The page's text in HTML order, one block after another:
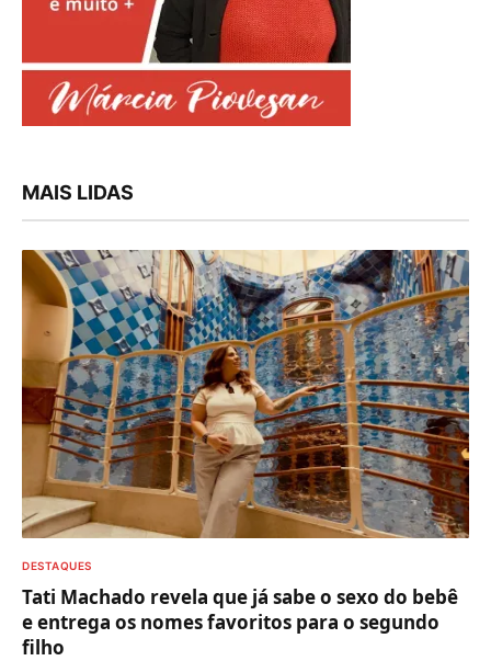
MAIS LIDAS
DESTAQUES
Tati Machado revela que já sabe o sexo do bebê
e entrega os nomes favoritos para o segundo
filho